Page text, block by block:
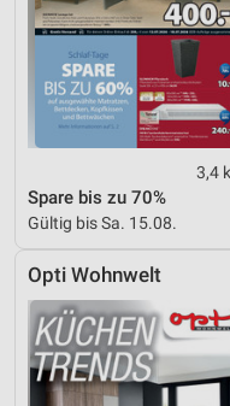
3,4
Spare bis zu 70%
Gültig bis Sa. 15.08.
Opti Wohnwelt